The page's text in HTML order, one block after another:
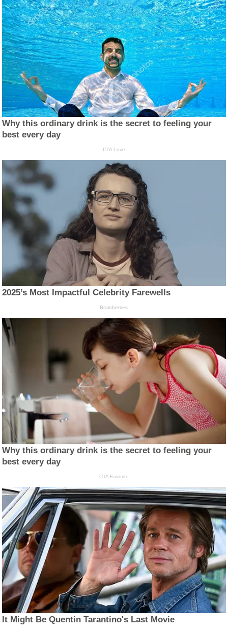
Why this ordinary drink is the secret to feeling your
best every day
CTA Love
2025’s Most Impactful Celebrity Farewells
Brainberries
Why this ordinary drink is the secret to feeling your
best every day
CTA Favorite
It Might Be Quentin Tarantino's Last Movie